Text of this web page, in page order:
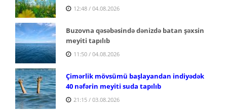
12:48 / 04.08.2026
Buzovna qəsəbəsində dənizdə batan şəxsin
meyiti tapılıb
11:50 / 04.08.2026
Çimərlik mövsümü başlayandan indiyədək
40 nəfərin meyiti suda tapılıb
21:15 / 03.08.2026